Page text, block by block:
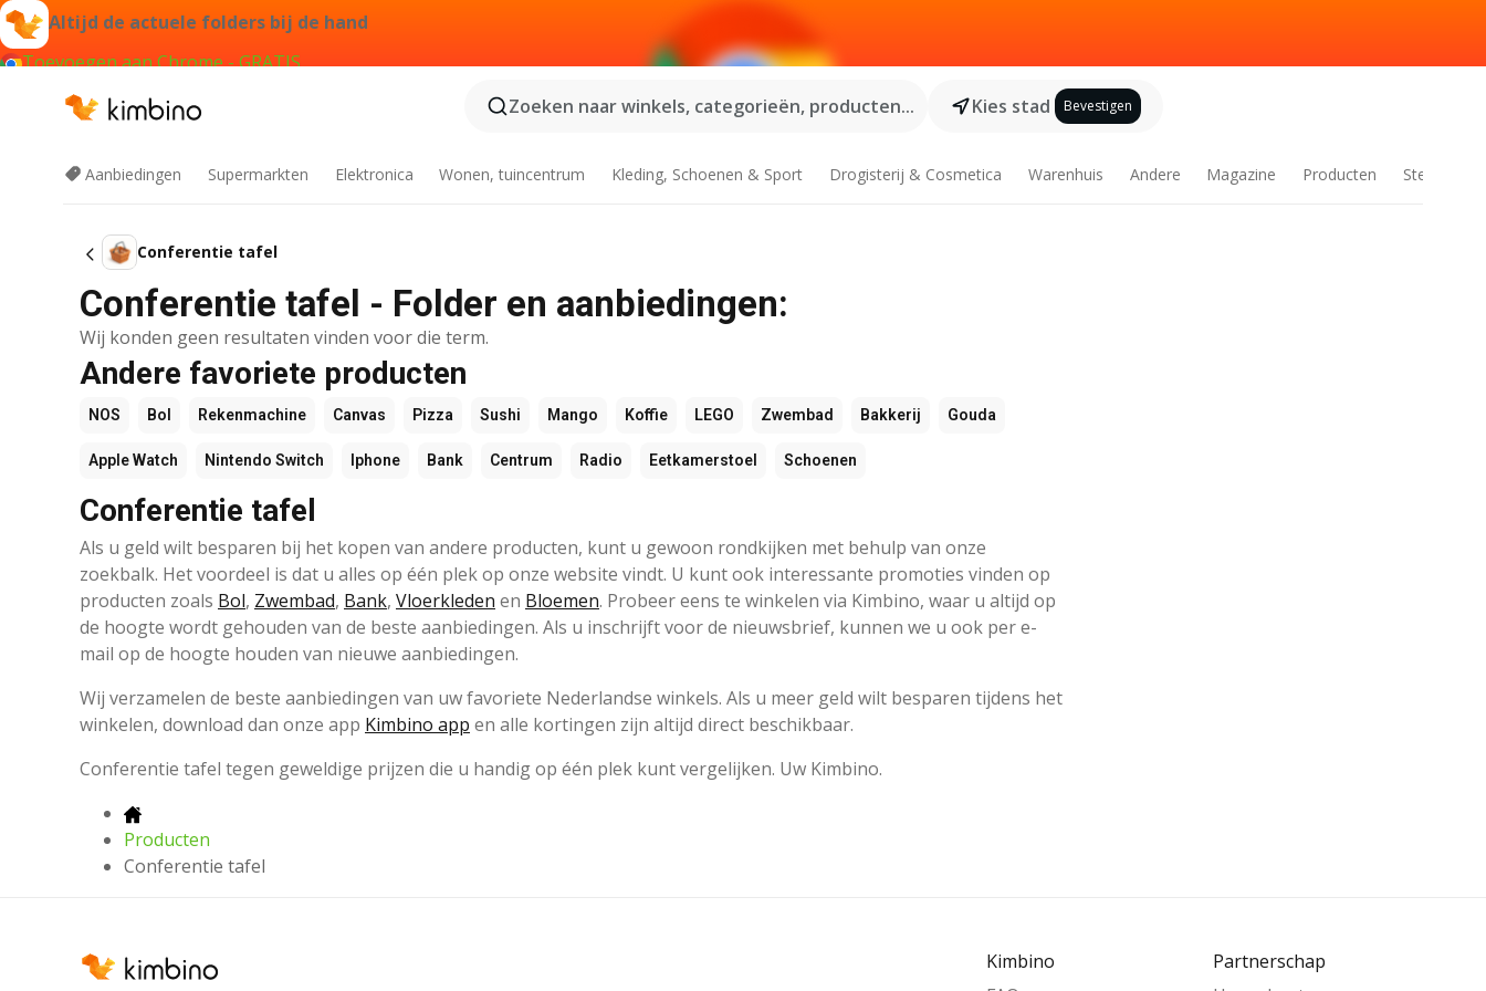
Altijd de actuele folders bij de hand
Toevoegen aan Chrome - GRATIS
Zoeken naar winkels, categorieën, producten...
Kies stad Bevestigen
Aanbiedingen Supermarkten Elektronica Wonen, tuincentrum Kleding, Schoenen & Sport Drogisterij & Cosmetica Warenhuis Andere Magazine Producten Steden
Conferentie tafel
Conferentie tafel - Folder en aanbiedingen:
Wij konden geen resultaten vinden voor die term.
Andere favoriete producten
NOS Bol Rekenmachine Canvas Pizza Sushi Mango Koffie LEGO Zwembad Bakkerij Gouda
Apple Watch Nintendo Switch Iphone Bank Centrum Radio Eetkamerstoel Schoenen
Conferentie tafel
Als u geld wilt besparen bij het kopen van andere producten, kunt u gewoon rondkijken met behulp van onze
zoekbalk. Het voordeel is dat u alles op één plek op onze website vindt. U kunt ook interessante promoties vinden op
producten zoals Bol, Zwembad, Bank, Vloerkleden en Bloemen. Probeer eens te winkelen via Kimbino, waar u altijd op
de hoogte wordt gehouden van de beste aanbiedingen. Als u inschrijft voor de nieuwsbrief, kunnen we u ook per e-
mail op de hoogte houden van nieuwe aanbiedingen.
Wij verzamelen de beste aanbiedingen van uw favoriete Nederlandse winkels. Als u meer geld wilt besparen tijdens het
winkelen, download dan onze app Kimbino app en alle kortingen zijn altijd direct beschikbaar.
Conferentie tafel tegen geweldige prijzen die u handig op één plek kunt vergelijken. Uw Kimbino.
Producten
Conferentie tafel
Kimbino
Partnerschap